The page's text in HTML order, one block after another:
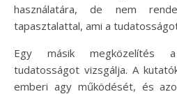
használatára, de nem
tapasztalattal, ami a
Egy másik megközelítés
tudatosságot vizsgálja. A
emberi agy működését, és